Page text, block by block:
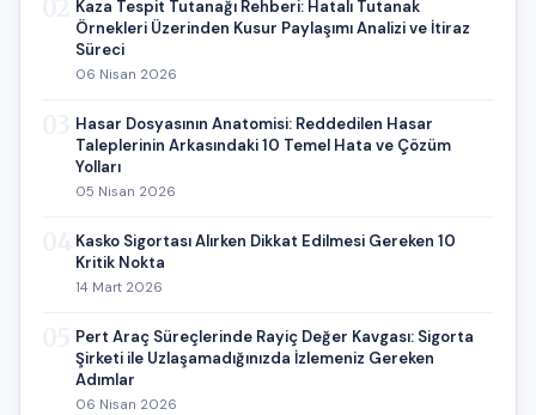
Kaza Tespit Tutanağı Rehberi: Hatalı Tutanak
Örnekleri Üzerinden Kusur Paylaşımı Analizi ve İtiraz
Süreci
06 Nisan 2026
Hasar Dosyasının Anatomisi: Reddedilen Hasar
Taleplerinin Arkasındaki 10 Temel Hata ve Çözüm
Yolları
05 Nisan 2026
Kasko Sigortası Alırken Dikkat Edilmesi Gereken 10
Kritik Nokta
14 Mart 2026
Pert Araç Süreçlerinde Rayiç Değer Kavgası: Sigorta
Şirketi ile Uzlaşamadığınızda İzlemeniz Gereken
Adımlar
06 Nisan 2026